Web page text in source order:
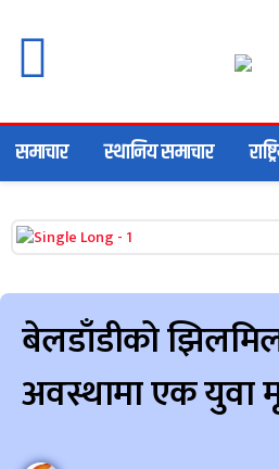
समाचार स्थानिय समाचार
बेलडाँडीको
अवस्थामा एक युवा